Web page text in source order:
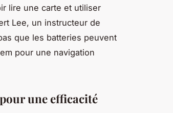
lire une carte et utiliser
Lee, un instructeur de
que les batteries peuvent
pour une navigation
une efficacité